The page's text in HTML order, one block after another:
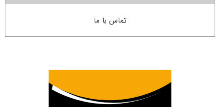
تماس با ما